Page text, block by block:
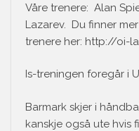
Våre trenere: Alan
Lazarev. Du finner
trenere her: http://oi-
Is-treningen foregår i
Barmark skjer i
kanskje også ute hvis